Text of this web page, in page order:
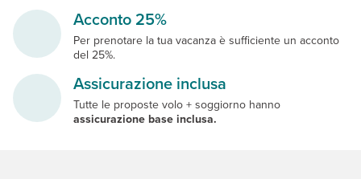
Acconto 25%
Per prenotare la tua vacanza è sufficiente un acconto
del 25%.
Assicurazione inclusa
Tutte le proposte volo + soggiorno hanno
assicurazione base inclusa.